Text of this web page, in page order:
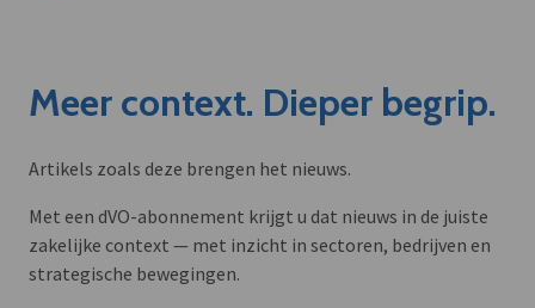
Meer context. Dieper begrip.
Artikels zoals deze brengen het nieuws.
Met een dVO-abonnement krijgt u dat nieuws in de juiste
zakelijke context — met inzicht in sectoren, bedrijven en
strategische bewegingen.